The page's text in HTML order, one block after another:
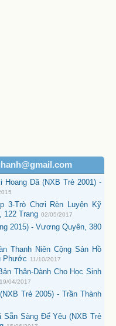
Hoang Dã (NXB Trẻ 2001) -
3-Trò Chơi Rèn Luyện Kỹ
122 Trang 02/05/2017
2015) - Vương Quyên, 380
Thanh Niên Cộng Sản Hồ
Phước
11/10/2017
Thân-Dành Cho Học Sinh
19/04/2017
Trẻ 2005) - Trần Thành
Sàng Để Yêu (NXB Trẻ